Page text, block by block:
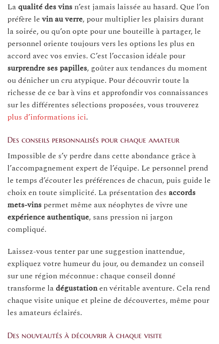
Laqualité des vins n’est jamais laissée au hasard. Que l’on
préfère levin au verre, pour multiplier les plaisirs durant
la soirée, ou qu’on opte pour une bouteille à partager, le
personnel oriente toujours vers les options les plus en
accord avec vos envies. C’est l’occasion idéale pour
surprendre ses papilles, goûter aux tendances du moment
ou dénicher un cru atypique. Pour découvrir toute la
richesse de ce bar à vins et approfondir vos connaissances
sur les différentes sélections proposées, vous trouverez
plus d’informations ici.
Des conseils personnalisés pour chaque amateur
Impossible de s’y perdre dans cette abondance grâce à
l’accompagnement expert de l’équipe. Le personnel prend
le temps d’écouter les préférences de chacun, puis guide le
choix en toute simplicité. La présentation des accords
mets-vins permet même aux néophytes de vivre une
expérience authentique, sans pression ni jargon
compliqué.
Laissez-vous tenter par une suggestion inattendue,
expliquez votre humeur du jour, ou demandez un conseil
sur une région méconnue : chaque conseil donné
transforme ladégustationen véritable aventure. Cela rend
chaque visite unique et pleine de découvertes, même pour
les amateurs éclairés.
Des nouveautés à découvrir à chaque visite